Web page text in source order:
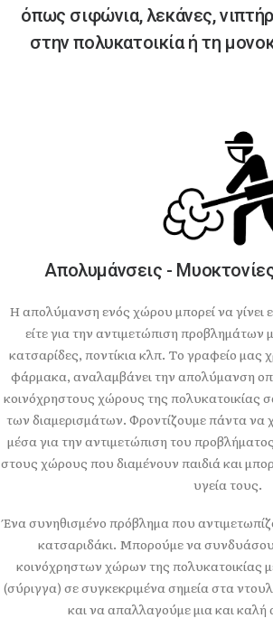
όπως σιφώνια, λεκάνες,
στην πολυκατοικία ή τη
Απολυμάνσεις -
Η απολύμανση ενός χώρου μπορεί να γίνει
είτε για την αντιμετώπιση
κατσαρίδες, ποντίκια κλπ. Το γραφείο μας
φάρμακα, αναλαμβάνει την απολύμανση
κοινόχρηστους χώρους της πολυκατοικίας
των διαμερισμάτων. Φροντίζουμε πάντα να
μέσα για την αντιμετώπιση του
στους χώρους που διαμένουν παιδιά και
υγεία τους.
Ένα συνηθισμένο πρόβλημα που
κατσαριδάκι. Μπορούμε να
κοινόχρηστων χώρων της πολυκατοικίας
(σύριγγα) σε συγκεκριμένα σημεία στα
και να απαλλαγούμε μια και καλή